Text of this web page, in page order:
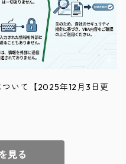
いて【2025年12月3日更
見る